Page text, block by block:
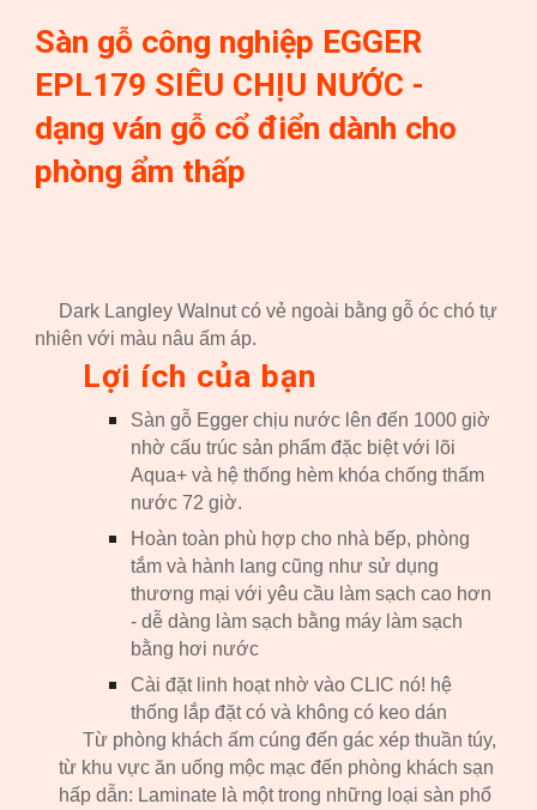
Sàn gỗ công nghiệp EGGER
EPL179 SIÊU CHỊU NƯỚC -
dạng ván gỗ cổ điển dành cho
phòng ẩm thấp
Dark Langley Walnut có vẻ ngoài bằng gỗ óc chó tự
nhiên với màu nâu ấm áp.
Lợi ích của bạn
Sàn gỗ Egger chịu nước lên đến 1000 giờ
nhờ cấu trúc sản phẩm đặc biệt với lõi
Aqua+ và hệ thống hèm khóa chống thấm
nước 72 giờ.
Hoàn toàn phù hợp cho nhà bếp, phòng
tắm và hành lang cũng như sử dụng
thương mại với yêu cầu làm sạch cao hơn
- dễ dàng làm sạch bằng máy làm sạch
bằng hơi nước
Cài đặt linh hoạt nhờ vào CLIC nó! hệ
thống lắp đặt có và không có keo dán
Từ phòng khách ấm cúng đến gác xép thuần túy,
từ khu vực ăn uống mộc mạc đến phòng khách sạn
hấp dẫn: Laminate là một trong những loại sàn phổ